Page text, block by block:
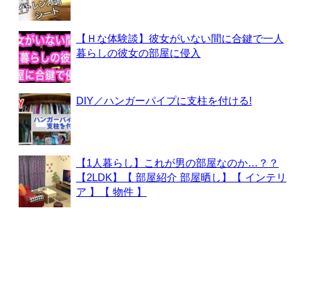
【Ｈな体験談】彼女がいない間に合鍵で一人
暮らしの彼女の部屋に侵入
DIY／ハンガーパイプに支柱を付ける!
【1人暮らし】これが男の部屋なのか…？？
【2LDK】【 部屋紹介 部屋晒し】【 インテリ
ア 】【 物件 】